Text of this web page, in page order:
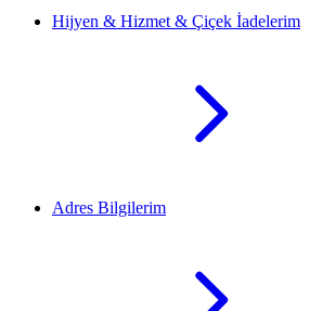
Hijyen & Hizmet & Çiçek İadelerim
Adres Bilgilerim